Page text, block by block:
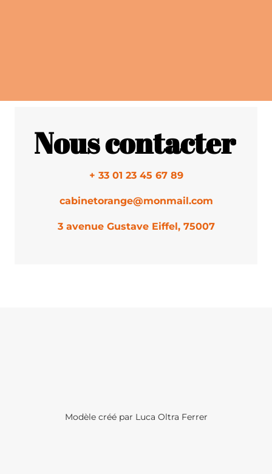
Nous contacter
+ 33 01 23 45 67 89
cabinetorange@monmail.com
3 avenue Gustave Eiffel, 75007
Modèle créé par Luca Oltra Ferrer